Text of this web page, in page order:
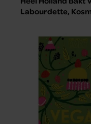
Labourdette,